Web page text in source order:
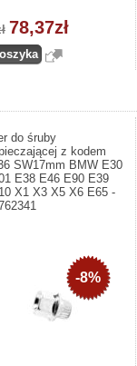
78,37zł
do śruby
z kodem
SW17mm BMW E30
E38 E46 E90 E39
X1 X3 X5 X6 E65 -
-8%